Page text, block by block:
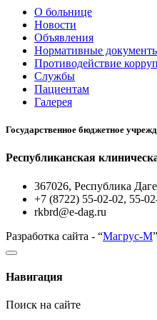
О больнице
Новости
Объявления
Нормативные
Противодействие
Службы
Пациентам
Галерея
Государственное бюджетное
Республиканская
367026, Республика
+7 (8722) 55-02-02, 55-
rkbrd@e-dag.ru
Разработка сайта - “Магрус-М”
Навигация
Поиск на сайте